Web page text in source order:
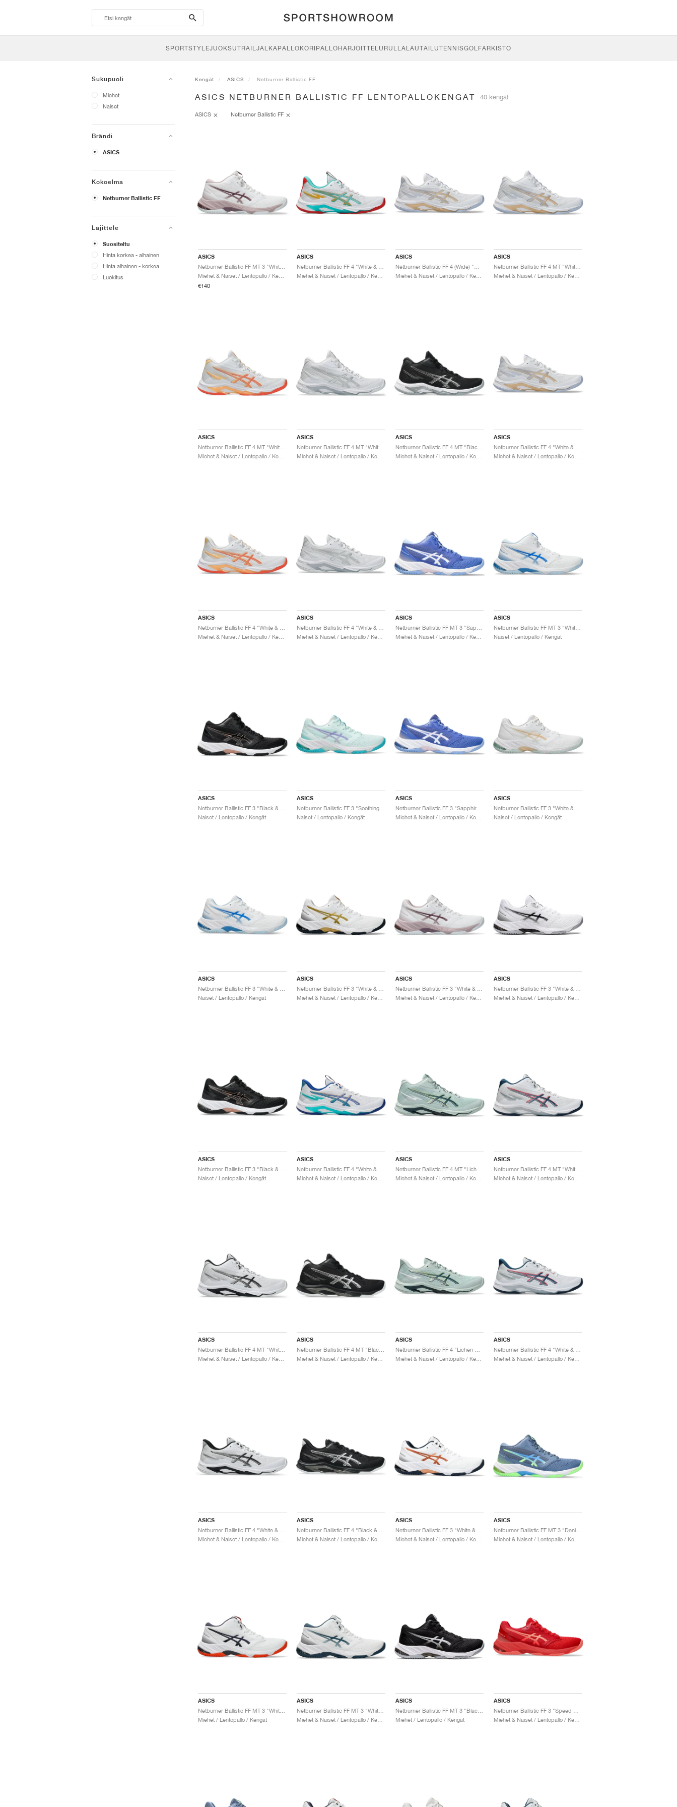
search-
btn
SPORTSTYLEJUOKSUTRAILJALKAPALLOKORIPALLOHARJOITTELU RULLALAUTAILUTENNISGOLFARKISTO
Sukupuoli
Miehet
Naiset
Brändi
ASICS
Kokoelma
Netburner Ballistic FF
Lajittele
Suositeltu
Hinta korkea - alhainen
Hinta alhainen - korkea
Luokitus
Kengät ASICS Netburner Ballistic FF
ASICS NETBURNER BALLISTIC FF LENTOPALLOKENGÄT 40 kengät
ASICS Netburner Ballistic FF
ASICS
€140
ASICS
Miehet & Naiset / Lentopallo / Kengät
ASICS
Miehet & Naiset / Lentopallo / Kengät
ASICS
ASICS ASICS
Netburner Ballistic FF 4 MT "White & Pure Silver"
Miehet & Naiset / Lentopallo / Kengät
ASICS
Netburner Ballistic FF 4 MT "Black & White"
Miehet & Naiset / Lentopallo / Kengät
ASICS
ASICS ASICS
Miehet & Naiset / Lentopallo / Kengät
ASICS
Miehet & Naiset / Lentopallo / Kengät
ASICS
Naiset / Lentopallo / Kengät
ASICS
Naiset / Lentopallo / Kengät
ASICS
Netburner Ballistic FF 3 "Soothing Sea & Vapor"
Naiset / Lentopallo / Kengät
ASICS
Netburner Ballistic FF 3 "Sapphire & Cosmos"
Miehet & Naiset / Lentopallo / Kengät
ASICS
Naiset / Lentopallo / Kengät
ASICS
Naiset / Lentopallo / Kengät
ASICS
Miehet & Naiset / Lentopallo / Kengät
ASICS
Miehet & Naiset / Lentopallo / Kengät
ASICS
ASICS
Naiset / Lentopallo / Kengät
ASICS
Miehet & Naiset / Lentopallo / Kengät
ASICS
Netburner Ballistic FF 4 MT "Lichen Rock & Tranquil Teal"
Miehet & Naiset / Lentopallo / Kengät
ASICS
ASICS ASICS
Netburner Ballistic FF 4 MT "Black & White"
Miehet & Naiset / Lentopallo / Kengät
ASICS
Miehet & Naiset / Lentopallo / Kengät
ASICS
ASICS ASICS
Miehet & Naiset / Lentopallo / Kengät
ASICS
Miehet & Naiset / Lentopallo / Kengät
ASICS
ASICS
Miehet / Lentopallo / Kengät
ASICS
Netburner Ballistic FF MT 3 "White & Vintage Indigo "
Miehet & Naiset / Lentopallo / Kengät
ASICS
Netburner Ballistic FF MT 3 "Black & White"
Miehet / Lentopallo / Kengät
ASICS